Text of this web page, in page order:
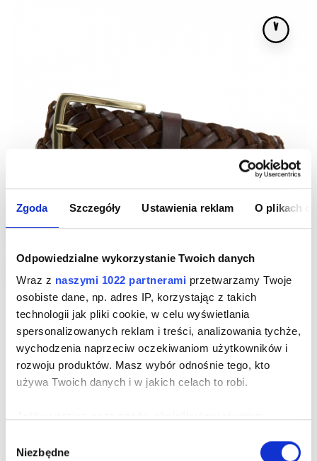
Zgoda Szczegóły Ustawienia reklam O plikach
Odpowiedzialne wykorzystanie Twoich danych
Wraz z naszymi 1022 partnerami przetwarzamy Twoje
osobiste dane, np. adres IP, korzystając z takich
technologii jak pliki cookie, w celu wyświetlania
spersonalizowanych reklam i treści, analizowania tychże,
wychodzenia naprzeciw oczekiwaniom użytkowników i
rozwoju produktów. Masz wybór odnośnie tego, kto
używa Twoich danych i w jakich celach to robi.
geograficznej z dokładnością nawet do kilku metrów
zgody
Niezbędne
Marynistyczna
-14%
80 95
SKÓRZANY MĘSKI BRĄZOWY PASEK
PLECIONY
Cena
179,00 zł
-14%209,00 zł najniższa cena z 30 dni przed obniżką
Sek